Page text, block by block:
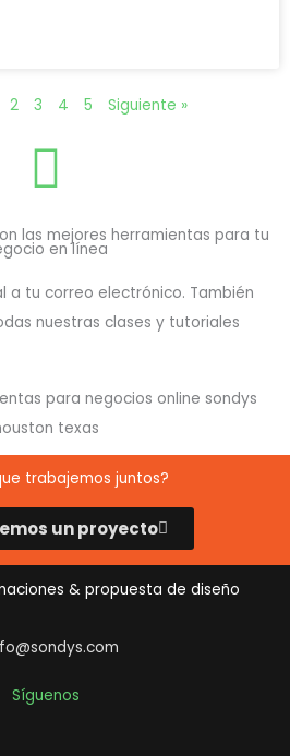
2 3 4 5 Siguiente »
las mejores herramientas para tu
en línea
a tu correo electrónico. También
nuestras clases y tutoriales
trabajemos juntos?
un proyecto
& propuesta de diseño
Síguenos